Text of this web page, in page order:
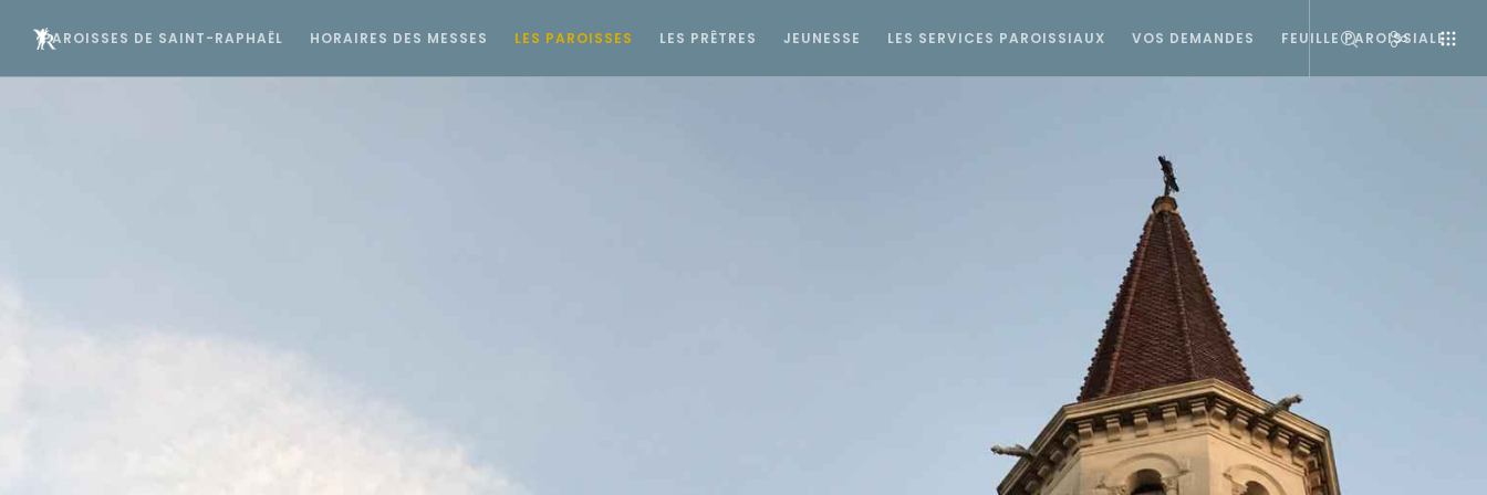
PAROISSES DE SAINT-RAPHAËL HORAIRES DES MESSES LES PAROISSES LES PRÊTRES JEUNESSE LES SERVICES PAROISSIAUX VOS DEMANDES FEUILLE PAROISSIALE